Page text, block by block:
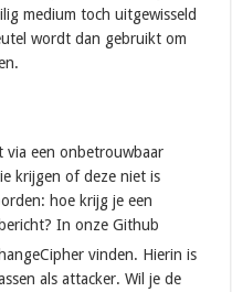
medium toch uitgewisseld
wordt dan gebruikt om
via een onbetrouwbaar
krijgen of deze niet is
hoe krijg je een
In onze Github
vinden. Hierin is
als attacker. Wil je de